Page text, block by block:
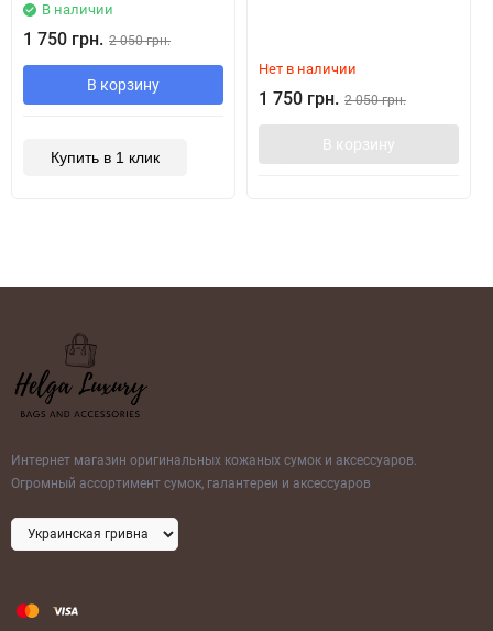
В наличии
1 750 грн. 2 050 грн.
В корзину
Купить в 1 клик
Нет в наличии
1 750 грн. 2 050 грн.
В корзину
Интернет магазин оригинальных кожаных сумок и аксессуаров.
Огромный ассортимент сумок, галантереи и аксессуаров